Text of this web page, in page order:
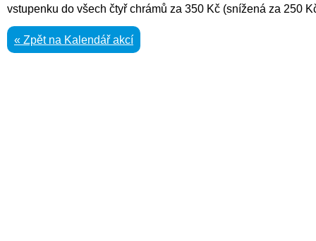
vstupenku do všech čtyř chrámů za 350 Kč (snížená za 250
« Zpět na Kalendář akcí